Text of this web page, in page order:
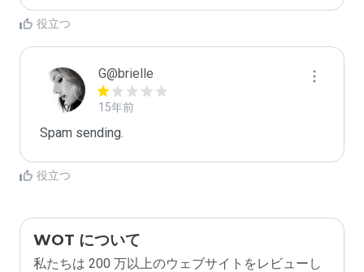
役立つ
G@brielle
15年前
Spam sending.
役立つ
WOT について
私たちは 200 万以上のウェブサイトをレビューし